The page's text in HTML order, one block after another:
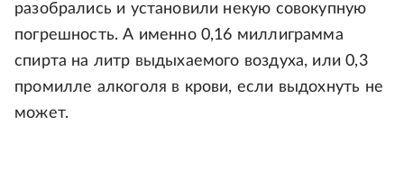
разобрались и установили некую совокупную
погрешность. А именно 0,16 миллиграмма
спирта на литр выдыхаемого воздуха, или 0,3
промилле алкоголя в крови, если выдохнуть не
может.